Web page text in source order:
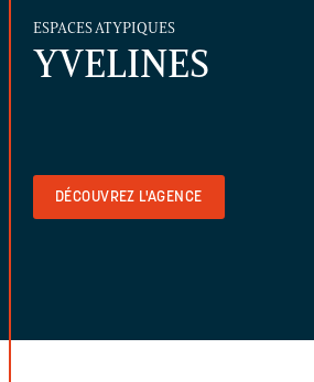
ESPACES ATYPIQUES
YVELINES
DÉCOUVREZ L'AGENCE